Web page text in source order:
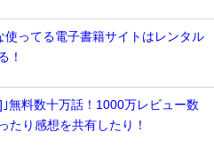
使ってる電子書籍サイトはレンタル
！
｣無料数十万話！1000万レビュー数
たり感想を共有したり！